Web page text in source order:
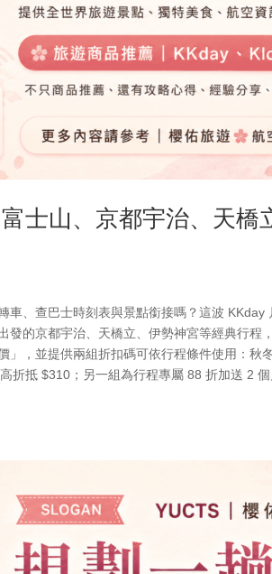
士山、京都宇治、天橋
車、查巴士時刻表與景點銜接嗎？這波 KKday
的京都宇治、天橋立、伊勢神宮等經典行程
」，並提供兩組折扣碼可依行程條件使用：秋
折抵 $310；另一組為行程專屬 88 折加送 2